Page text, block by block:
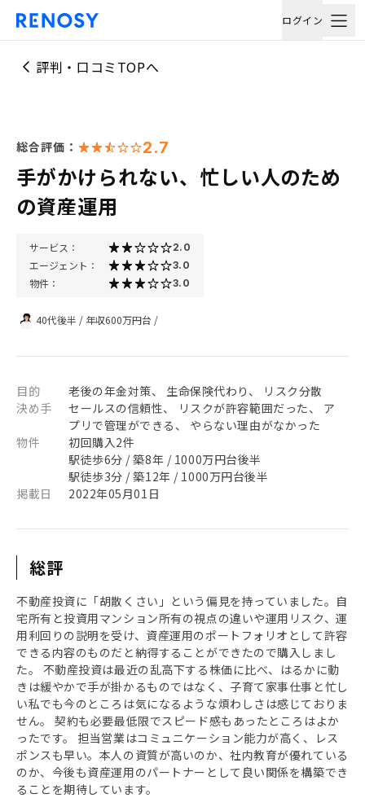
ログイン
評判・口コミTOPへ
総合評価： 2.7
手がかけられない、忙しい人のため
の資産運用
サービス： 2.0
エージェント： 3.0
物件： 3.0
40代後半 / 年収600万円台 /
目的
老後の年金対策、 生命保険代わり、 リスク分散
決め手
セールスの信頼性、 リスクが許容範囲だった、 ア
プリで管理ができる、 やらない理由がなかった
物件
初回購入2件
駅徒歩6分 / 築8年 / 1000万円台後半
駅徒歩3分 / 築12年 / 1000万円台後半
掲載日
2022年05月01日
総評
不動産投資に「胡散くさい」という偏見を持っていました。自
宅所有と投資用マンション所有の視点の違いや運用リスク、運
用利回りの説明を受け、資産運用のポートフォリオとして許容
できる内容のものだと納得することができたので購入しまし
た。 不動産投資は最近の乱高下する株価に比べ、はるかに動
きは緩やかで手が掛かるものではなく、子育て家事仕事と忙し
い私でも今のところは気になるような煩わしさは感じておりま
せん。 契約も必要最低限でスピード感もあったところはよか
ったです。 担当営業はコミュニケーション能力が高く、レス
ポンスも早い。本人の資質が高いのか、社内教育が優れている
のか、今後も資産運用のパートナーとして良い関係を構築でき
ることを期待しています。